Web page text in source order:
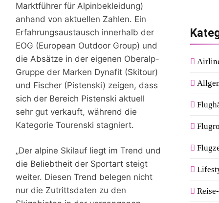
Marktführer für Alpinbekleidung)
anhand von aktuellen Zahlen. Ein
Erfahrungsaustausch innerhalb der
EOG (European Outdoor Group) und
die Absätze in der eigenen Oberalp-
Gruppe der Marken Dynafit (Skitour)
und Fischer (Pistenski) zeigen, dass
sich der Bereich Pistenski aktuell
sehr gut verkauft, während die
Kategorie Tourenski stagniert.
„Der alpine Skilauf liegt im Trend und
die Beliebtheit der Sportart steigt
weiter. Diesen Trend belegen nicht
nur die Zutrittsdaten zu den